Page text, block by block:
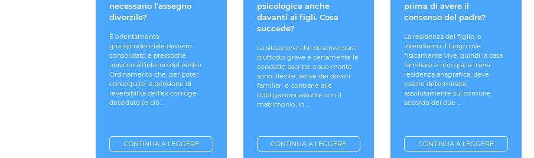
necessario l’assegno
divorzile?
È orientamento
giurisprudenziale davvero
consolidato e pressoché
univoco all’interno del nostro
Ordinamento che, per poter
conseguire la pensione di
reversibilità dell'ex coniuge
deceduto (e ciò ...
CONTINUA A LEGGERE
psicologica anche
davanti ai figli. Cosa
succede?
La situazione che descrive pare
piuttosto grave e certamente le
condotte ascritte a suo marito
sono illecite, lesive dei doveri
familiari e contrarie alle
obbligazioni assunte con il
matrimonio, in ...
CONTINUA A LEGGERE
prima di avere il
consenso del padre?
La residenza del figlio, e
intendiamo il luogo ove
fisicamente vive, quindi la casa
familiare e non già la mera
residenza anagrafica, deve
essere determinata
assolutamente sul comune
accordo dei due ...
CONTINUA A LEGGERE